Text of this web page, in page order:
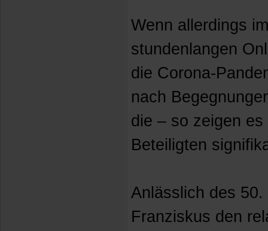
Wenn allerdings
stundenlangen
die Corona-
nach
die – so zeigen
Beteiligten
Anlässlich des
Franziskus den